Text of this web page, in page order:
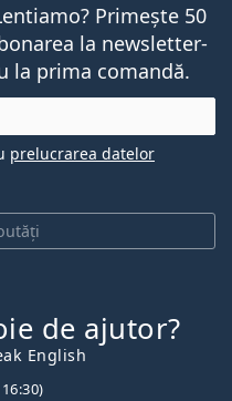
Primește 50
la newsletter-
la prima comandă.
prelucrarea datelor
de ajutor?
English